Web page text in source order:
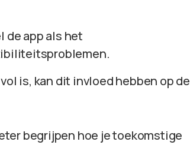
de app als het
is, kan dit invloed hebben op de
begrijpen hoe je toekomstige